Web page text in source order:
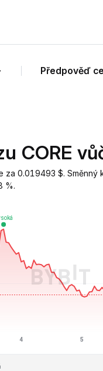
Předpověď
CORE
za 0.019493 $.
%.